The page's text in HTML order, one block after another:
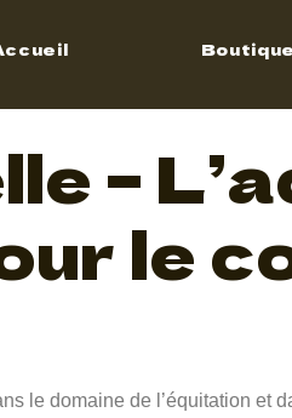
Boutique
–
le
le domaine de l’équitation et